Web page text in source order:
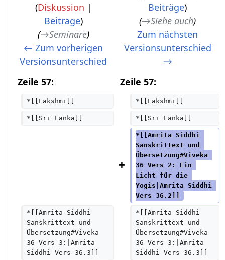
(Diskussion |
Beiträge)
→Seminare
← Zum vorherigen
Versionsunterschied
Beiträge)
→Siehe auch
Zum nächsten
Versionsunterschied
→
Zeile 57:
Zeile 57:
*[[Lakshmi]] *[[Lakshmi]]
*[[Sri Lanka]] *[[Sri Lanka]]
*[[Amrita Siddhi
Sanskrittext und
Übersetzung#Viveka
36 Vers 2: Ein
Licht für die
Yogis|Amrita Siddhi
Vers 36.2]]
*[[Amrita Siddhi
Sanskrittext und
Übersetzung#Viveka
36 Vers 3:|Amrita
Siddhi Vers 36.3]]
*[[Amrita Siddhi
Sanskrittext und
Übersetzung#Viveka
36 Vers 3:|Amrita
Siddhi Vers 36.3]]